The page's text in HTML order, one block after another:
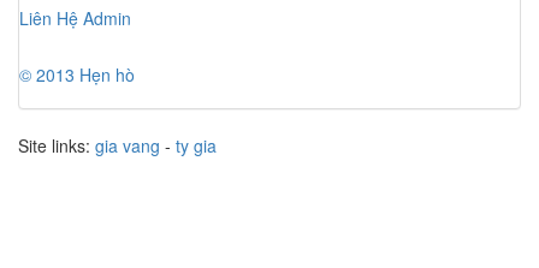
Liên Hệ Admin
© 2013 Hẹn hò
Site links: gia vang - ty gia